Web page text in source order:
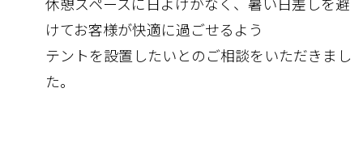
けてお客様が快適に過ごせるよう
テントを設置したいとのご相談をいただきまし
た。